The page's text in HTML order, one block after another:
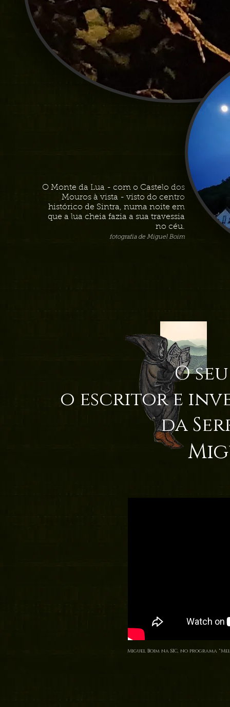
O Monte da Lua - com o Castelo dos
Mouros à vista - visto do centro
histórico de Sintra, numa noite em
que a lua cheia fazia a sua travessia
no céu.
fotografia de Miguel Boim
O
o escritor e
da
Miguel Boim na SIC, no programa